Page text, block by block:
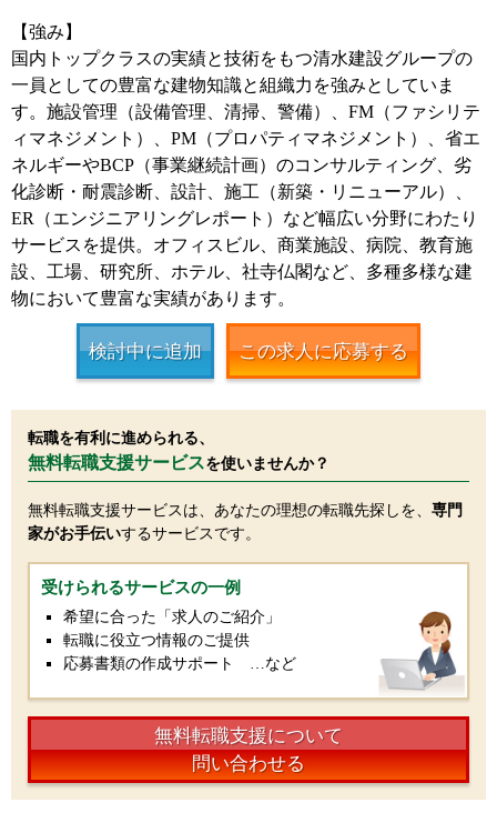
【強み】
国内トップクラスの実績と技術をもつ清水建設グループの
一員としての豊富な建物知識と組織力を強みとしていま
す。施設管理（設備管理、清掃、警備）、FM（ファシリテ
ィマネジメント）、PM（プロパティマネジメント）、省エ
ネルギーやBCP（事業継続計画）のコンサルティング、劣
化診断・耐震診断、設計、施工（新築・リニューアル）、
ER（エンジニアリングレポート）など幅広い分野にわたり
サービスを提供。オフィスビル、商業施設、病院、教育施
設、工場、研究所、ホテル、社寺仏閣など、多種多様な建
物において豊富な実績があります。
検討中に追加 この求人に応募する
転職を有利に進められる、
無料転職支援サービスを使いませんか？
無料転職支援サービスは、あなたの理想の転職先探しを、 専門
家がお手伝いするサービスです。
受けられるサービスの一例
希望に合った「求人のご紹介」
転職に役立つ情報のご提供
応募書類の作成サポート …など
無料転職支援について
問い合わせる